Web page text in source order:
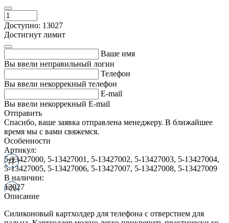
Доступно: 13027
Достигнут лимит
Ваше имя
Вы ввели неправильный логин
Телефон
Вы ввели некоррекный телефон
E-mail
Вы ввели некоррекный E-mail
Отправить
Спасибо, ваше заявка отправлена менеджеру. В ближайшее
время мы с вами свяжемся.
Особенности
Артикул:
5-13427000, 5-13427001, 5-13427002, 5-13427003, 5-13427004,
5-13427005, 5-13427006, 5-13427007, 5-13427008, 5-13427009
В наличии:
13027
Описание
Силиконовый картхолдер для телефона с отверстием для